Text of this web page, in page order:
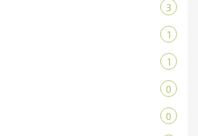
3
1
1
0
0